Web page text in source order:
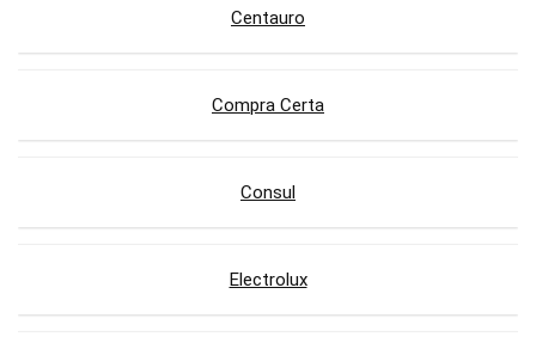
Centauro
Compra Certa
Consul
Electrolux